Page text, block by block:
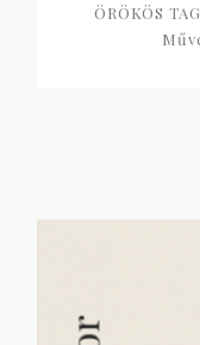
ÖRÖKÖS